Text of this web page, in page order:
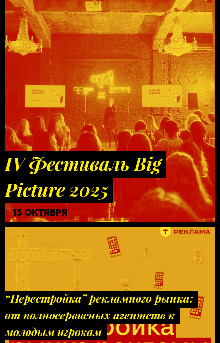
IV Фестиваль Big
Picture 2025
13 ОКТЯБРЯ
“Перестройка” рекламного рынка:
от полносервисных агентств к
молодым игрокам